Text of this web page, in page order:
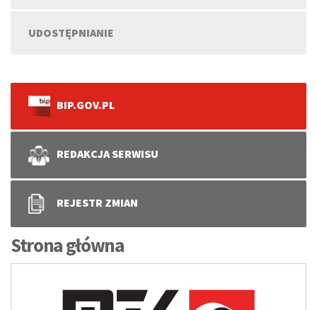
UDOSTĘPNIANIE
BIP.GOV.PL
REDAKCJA SERWISU
REJESTR ZMIAN
Strona główna